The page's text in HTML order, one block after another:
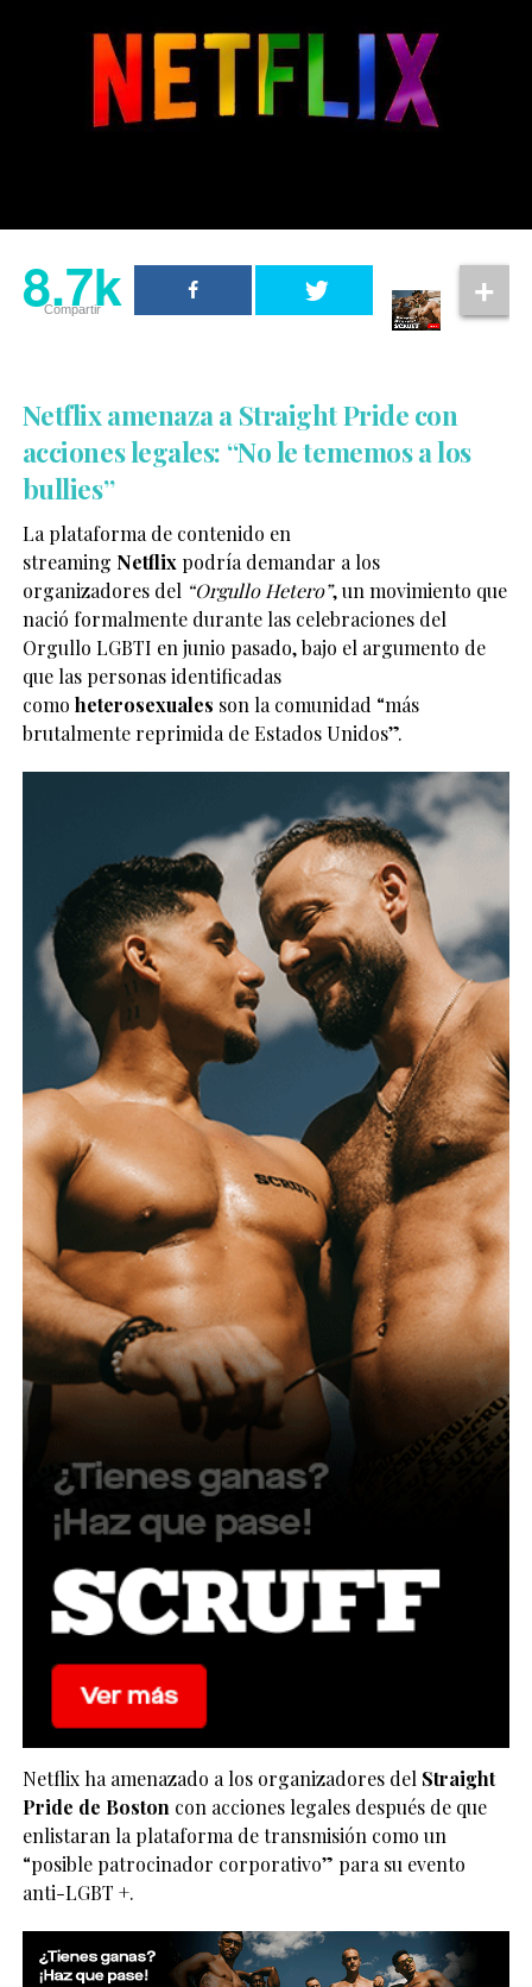
8.7k
Compartir
Netflix amenaza a Straight Pride con
acciones legales: “No le tememos a los
bullies”
La plataforma de contenido en
streaming Netflix podría demandar a los
organizadores del “Orgullo Hetero”, un movimiento que
nació formalmente durante las celebraciones del
Orgullo LGBTI en junio pasado, bajo el argumento de
que las personas identificadas
como heterosexuales son la comunidad “más
brutalmente reprimida de Estados Unidos”.
Netflix ha amenazado a los organizadores del Straight
Pride de Bostoncon acciones legales después de que
enlistaran la plataforma de transmisión como un
“posible patrocinador corporativo” para su evento
anti-LGBT +.